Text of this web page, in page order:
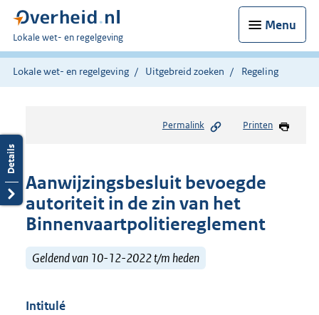
Menu
U
bent
hier:
Lokale wet- en regelgeving
Lokale wet- en regelgeving Uitgebreid zoeken Regeling
Permalink Printen
Aanwijzingsbesluit bevoegde
autoriteit in de zin van het
Binnenvaartpolitiereglement
Geldend van 10-12-2022 t/m heden
Intitulé